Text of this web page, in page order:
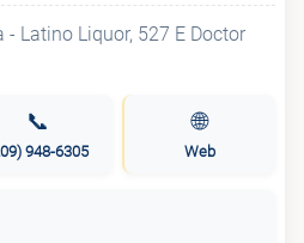
📞
948-6305
🌐
Web